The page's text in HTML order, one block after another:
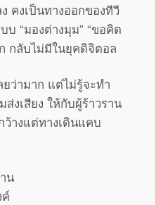
คงเป็นทางออกของทีวี
บ “มองต่างมุม” “ขอคิด
กลับไม่มีในยุคดิจิตอล
ยว่ามาก แต่ไม่รู้จะทำ
งเสียง ให้กับผู้ร้าวราน
างแต่ทางเดินแคบ
น
ค์